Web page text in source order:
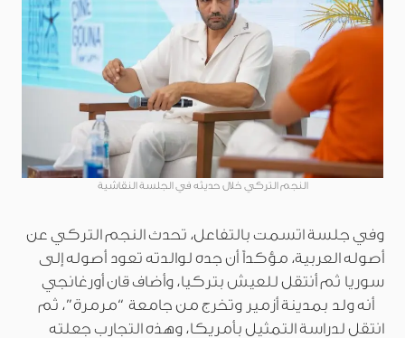
النجم التركي خلال حديثه في الجلسة النقاشية
وفي جلسة اتسمت بالتفاعل، تحدث النجم التركي عن
أصوله العربية، مؤكداً أن جده لوالدته تعود أصوله إلى
سوريا ثم أنتقل للعيش بتركيا، وأضاف قان أورغانجي
أنه ولد بمدينة أزمير وتخرج من جامعة “مرمرة”، ثم
انتقل لدراسة التمثيل بأمريكا، وهذه التجارب جعلته